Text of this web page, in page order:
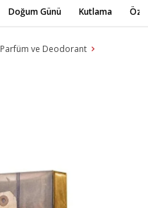
Doğum Günü Kutlama
Parfüm ve Deodorant